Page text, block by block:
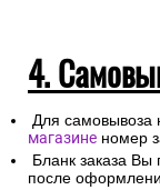
4.
Для самовывоза
магазине номер
Бланк заказа Вы
после